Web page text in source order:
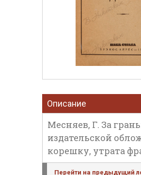
Описание
Месняев, Г. За
издательской
корешку, утрата
Перейти на предыдущий